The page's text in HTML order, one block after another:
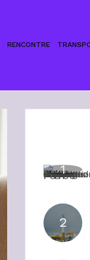
RENCONTRE